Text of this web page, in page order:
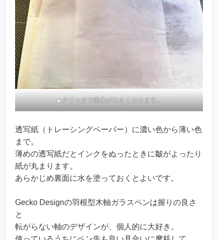
▲クリックで画像が大きくなります。
透写紙（トレーシングペーパー）に濃い色から薄い色
まで。
薄めの透写紙だとインクをぬったときに皺がよったり
紙が丸まります。
あらかじめ裏面に水を塗っておくとよいです。
Gecko Designの羽根型木軸ガラスペンは握りの良さ
と
転がらない軸のデザインが、個人的に大好き。